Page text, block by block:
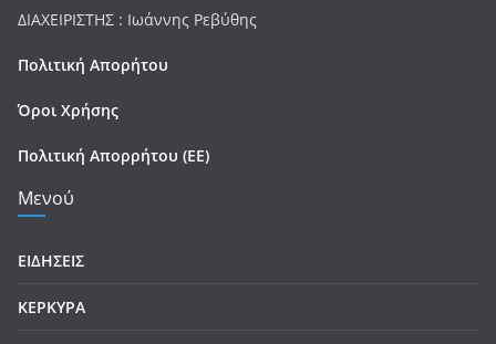
ΔΙΑΧΕΙΡΙΣΤΗΣ : Ιωάννης Ρεβύθης
Πολιτική Απορήτου
Όροι Χρήσης
Πολιτική Απορρήτου (ΕΕ)
Μενού
ΕΙΔΗΣΕΙΣ
ΚΕΡΚΥΡΑ